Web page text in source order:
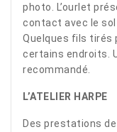
photo. L’ourlet
contact avec le sol
Quelques fils tirés
certains endroits.
recommandé.
L’ATELIER HARPE
Des prestations